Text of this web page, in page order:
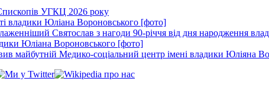
УГКЦ 2026 року
владики Юліана Вороновського [фото]
Святослав з нагоди 90-річчя від дня народження
Юліана Вороновського [фото]
майбутній Медико-соціальний центр імені владики Юліяна